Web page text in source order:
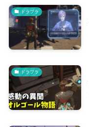
ドラブラ
ドラブラ